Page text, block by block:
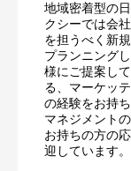
地域密着型の
クシーでは会
を担うべく新
プランニング
様にご提案し
る、マーケッ
の経験をお持
マネジメント
お持ちの方の
迎しています。